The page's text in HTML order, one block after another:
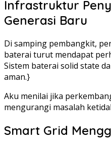
Infrastruktur
Generasi Baru
Di samping pembangkit,
baterai turut mendapat
Sistem baterai solid state
aman.}
Aku menilai jika
mengurangi masalah
Smart Grid